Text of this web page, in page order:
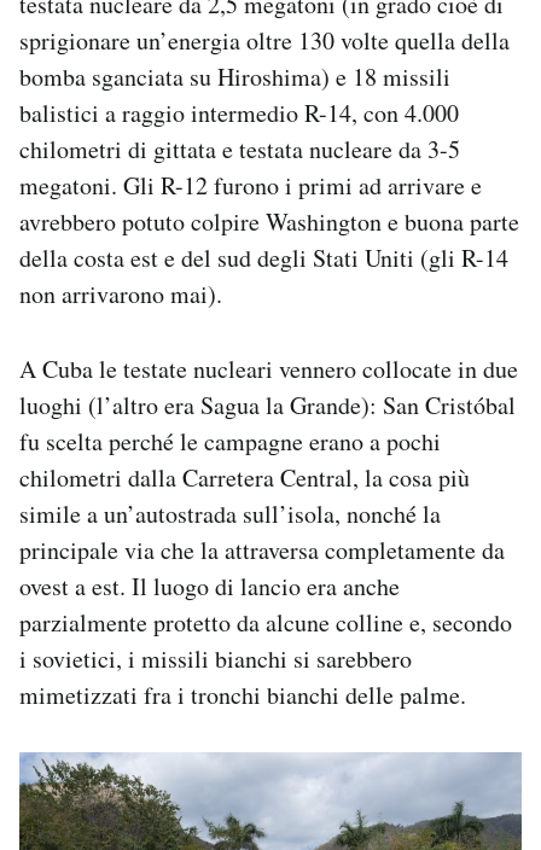
sprigionare un’energia oltre 130 volte quella della
bomba sganciata su Hiroshima) e 18 missili
balistici a raggio intermedio R-14, con 4.000
chilometri di gittata e testata nucleare da 3-5
megatoni. Gli R-12 furono i primi ad arrivare e
avrebbero potuto colpire Washington e buona parte
della costa est e del sud degli Stati Uniti (gli R-14
non arrivarono mai).
A Cuba le testate nucleari vennero collocate in due
luoghi (l’altro era Sagua la Grande): San Cristóbal
fu scelta perché le campagne erano a pochi
chilometri dalla Carretera Central, la cosa più
simile a un’autostrada sull’isola, nonché la
principale via che la attraversa completamente da
ovest a est. Il luogo di lancio era anche
parzialmente protetto da alcune colline e, secondo
i sovietici, i missili bianchi si sarebbero
mimetizzati fra i tronchi bianchi delle palme.